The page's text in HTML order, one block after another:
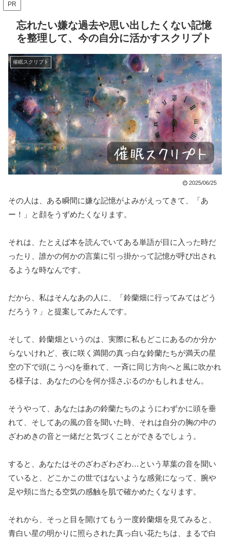
PR
忘れたい嫌な過去や思い出したくない記憶
を整理して、今の自分に活かすスクリプト
催眠スクリプト
2025/06/25
その人は、ある瞬間に嫌な記憶がよみがえってきて、「あ
ー！」と顔をうずめたくなります。
それは、たとえば本を読んでいてある単語が目に入った時だ
ったり、誰かの何かの言葉に引っ掛かって記憶が呼び出され
るような時なんです。
だから、私はそんなあの人に、「鈴蘭畑に行ってみてはどう
だろう？」と提案してみたんです。
そして、鈴蘭畑というのは、実際に私もどこにあるのか分か
らないけれど、夜に咲く満開の真っ白な鈴蘭たちが満天の星
空の下で頭(こうべ)を垂れて、一斉に同じ方向へと風に吹かれ
る様子は、あなたの心を何か揺さぶるのかもしれません。
そうやって、あなたはあの鈴蘭たちのようにわずかに頭を垂
れて、そしてあの風の音を聞いた時、それは自分の胸の中の
ざわめきの音と一緒だと気づくことができるでしょう。
すると、あなたはそのざわざわざわ…という草葉の音を聞い
ていると、どこかこの世ではないような感覚になって、腕や
足や頬に当たる空気の感触を肌で確かめたくなります。
それから、そっと目を開けてもう一度鈴蘭畑を見てみると、
青白い星の明かりに照らされた真っ白い花たちは、まるで白